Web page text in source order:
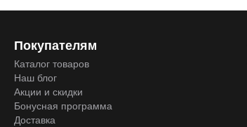
Покупателям
Каталог товаров
Наш блог
Акции и скидки
Бонусная программа
Доставка